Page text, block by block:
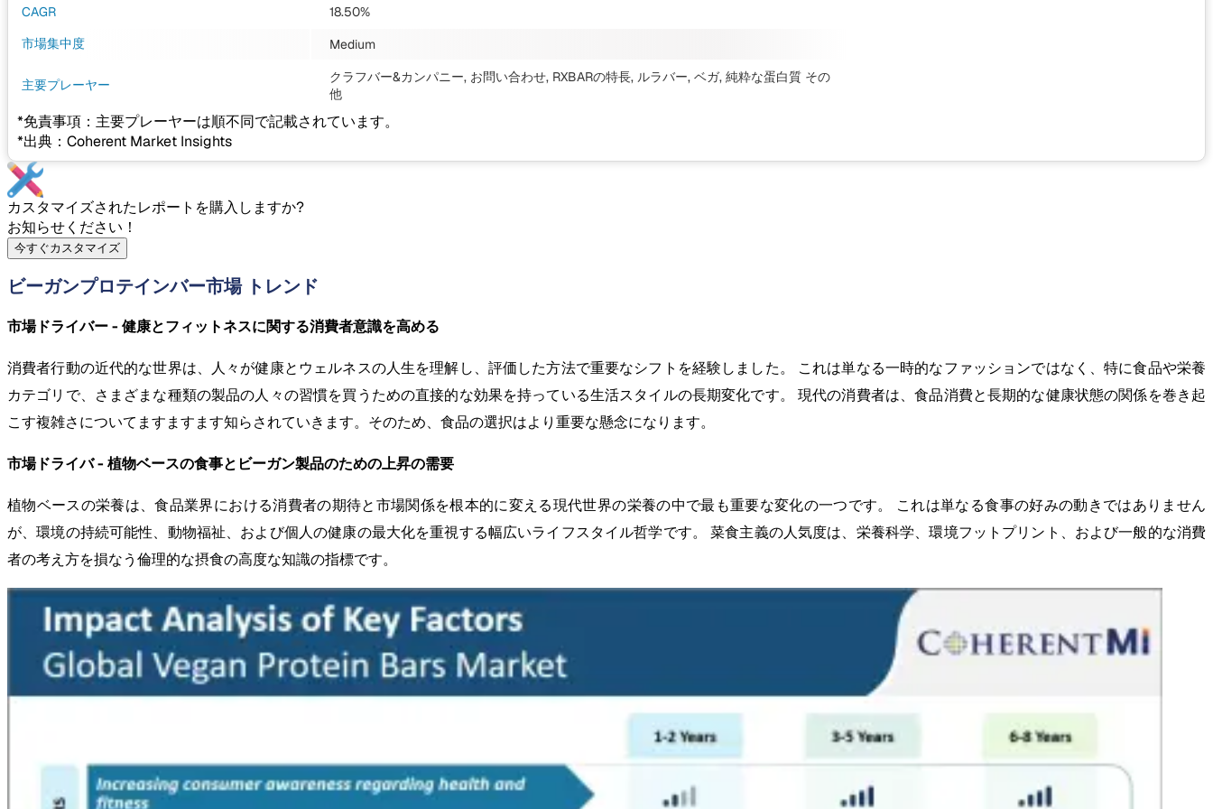
CAGR
18.50%
市場集中度
Medium
主要プレーヤー クラフバー&カンパニー, お問い合わせ, RXBARの特長, ルラバー, ベガ, 純粋な蛋白質 その
他
*免責事項：主要プレーヤーは順不同で記載されています。
*出典：Coherent Market Insights
カスタマイズされたレポートを購入しますか?
お知らせください！
今すぐカスタマイズ
ビーガンプロテインバー市場 トレンド
市場ドライバー - 健康とフィットネスに関する消費者意識を高める
消費者行動の近代的な世界は、人々が健康とウェルネスの人生を理解し、評価した方法で重要なシフトを経験しました。 これは単なる一時的なファッションではなく、特に食品や栄養
カテゴリで、さまざまな種類の製品の人々の習慣を買うための直接的な効果を持っている生活スタイルの長期変化です。 現代の消費者は、食品消費と長期的な健康状態の関係を巻き起
こす複雑さについてますますます知らされていきます。そのため、食品の選択はより重要な懸念になります。
市場ドライバ - 植物ベースの食事とビーガン製品のための上昇の需要
植物ベースの栄養は、食品業界における消費者の期待と市場関係を根本的に変える現代世界の栄養の中で最も重要な変化の一つです。 これは単なる食事の好みの動きではありません
が、環境の持続可能性、動物福祉、および個人の健康の最大化を重視する幅広いライフスタイル哲学です。 菜食主義の人気度は、栄養科学、環境フットプリント、および一般的な消費
者の考え方を損なう倫理的な摂食の高度な知識の指標です。